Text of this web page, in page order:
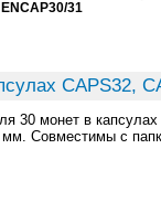
ENCAP30/31
CAPS32,
30 монет в
Совместимы с